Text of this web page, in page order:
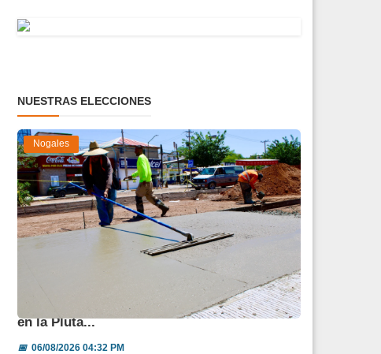
NUESTRAS ELECCIONES
Nogales
Avanza 45 % obra de reparación del socavón
en la Pluta...
📅06/08/2026 04:32 PM